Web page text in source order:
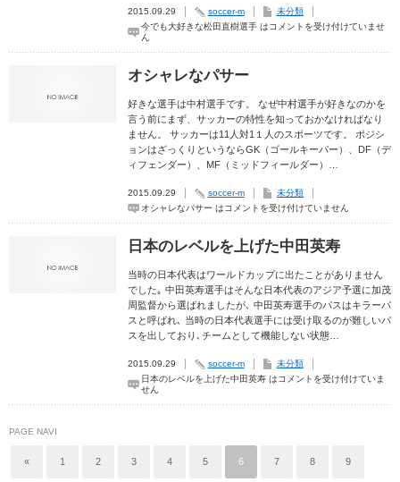
2015.09.29 soccer-m
未分類
今でも大好きな松田直樹選手 はコメントを受け付けていませ
ん
オシャレなパサー
好きな選手は中村選手です。 なぜ中村選手が好きなのかを
言う前にまず、サッカーの特性を知っておかなければなり
ません。 サッカーは11人対1１人のスポーツです。 ポジシ
ョンはざっくりというならGK（ゴールキーパー）、DF（デ
ィフェンダー）、MF（ミッドフィールダー）…
2015.09.29 soccer-m
未分類
オシャレなパサー はコメントを受け付けていません
日本のレベルを上げた中田英寿
当時の日本代表はワールドカップに出たことがありません
でした｡ 中田英寿選手はそんな日本代表のアジア予選に加茂
周監督から選ばれましたが､ 中田英寿選手のパスはキラーパ
スと呼ばれ､ 当時の日本代表選手には受け取るのが難しいパ
スを出しており､チームとして機能しない状態…
2015.09.29 soccer-m
未分類
日本のレベルを上げた中田英寿 はコメントを受け付けていま
せん
PAGE NAVI
« 1 2 3 4 5 6 7 8 9